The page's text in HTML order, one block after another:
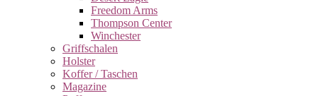
Freedom Arms
Thompson Center
Winchester
Griffschalen
Holster
Koffer / Taschen
Magazine